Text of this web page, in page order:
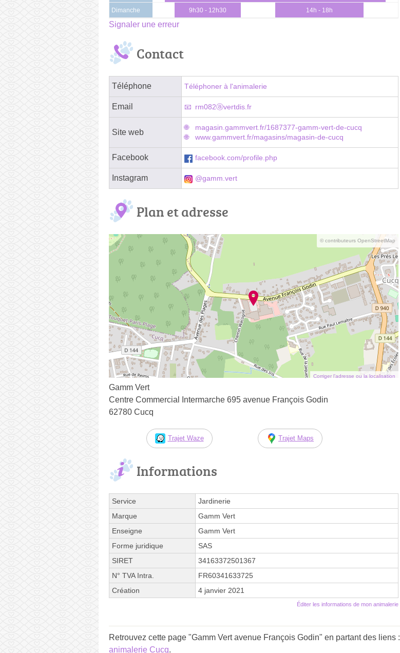
Dimanche 9h30 - 12h30 14h - 18h
Signaler une erreur
Contact
Téléphone Téléphoner à l'animalerie
Email rm082ⓐvertdis.fr
Site web
magasin.gammvert.fr/1687377-gamm-vert-de-cucq
www.gammvert.fr/magasins/magasin-de-cucq
Facebook facebook.com/profile.php
Instagram @gamm.vert
Plan et adresse
© contributeurs OpenStreetMap
Corriger l’adresse ou la localisation
Gamm Vert
Centre Commercial Intermarche 695 avenue François Godin
62780 Cucq
Trajet Waze Trajet Maps
Informations
Service
Jardinerie
Marque
Gamm Vert
Enseigne
Gamm Vert
Forme juridique
SAS
SIRET
34163372501367
N° TVA Intra.
FR60341633725
Création
4 janvier 2021
Éditer les informations de mon animalerie
Retrouvez cette page "Gamm Vert avenue François Godin" en partant des liens :
animalerie Cucq.